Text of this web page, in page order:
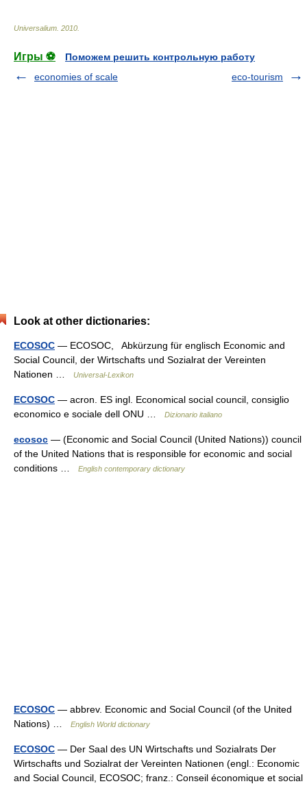
Universalium 2010
Игры ⚽
Поможем решить контрольную работу
economies of scale
eco-tourism
Look at other dictionaries:
ECOSOC — ECOSOC, Abkürzung für englisch Economic and
Social Council, der Wirtschafts und Sozialrat der Vereinten
Nationen …
Universal-Lexikon
ECOSOC — acron. ES ingl. Economical social council, consiglio
economico e sociale dell ONU …
Dizionario italiano
ecosoc — (Economic and Social Council (United Nations)) council
of the United Nations that is responsible for economic and social
conditions …
English contemporary dictionary
ECOSOC — abbrev. Economic and Social Council (of the United
Nations) …
English World dictionary
ECOSOC — Der Saal des UN Wirtschafts und Sozialrats Der
Wirtschafts und Sozialrat der Vereinten Nationen (engl.: Economic
and Social Council, ECOSOC; franz.: Conseil économique et social